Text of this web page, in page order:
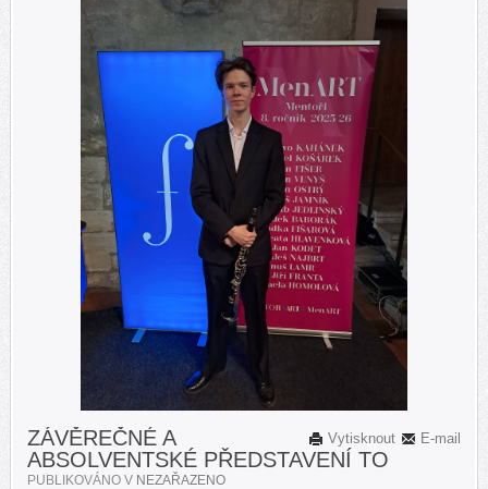
E-mail
Vytisknout
ZÁVĚREČNÉ A
ABSOLVENTSKÉ PŘEDSTAVENÍ TO
PUBLIKOVÁNO V NEZAŘAZENO